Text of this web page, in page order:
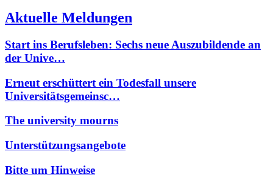
Aktuelle Meldungen
Start ins Berufsleben: Sechs neue Auszubildende an
der Unive…
Erneut erschüttert ein Todesfall unsere
Universitätsgemeinsc…
The university mourns
Unterstützungsangebote
Bitte um Hinweise